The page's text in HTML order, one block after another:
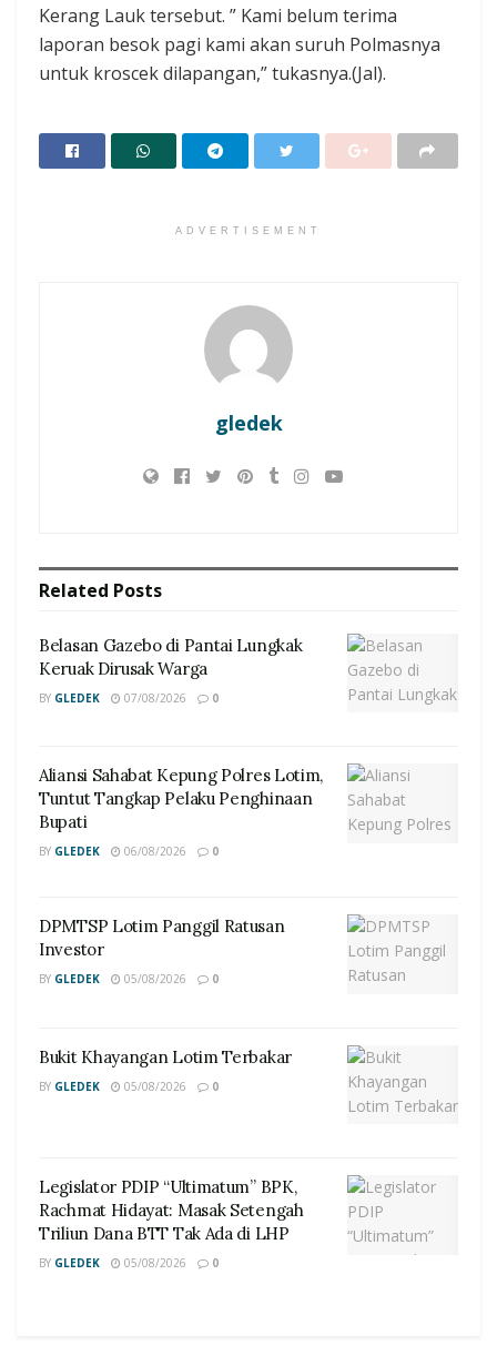
Kerang Lauk tersebut. ” Kami belum terima
laporan besok pagi kami akan suruh Polmasnya
untuk kroscek dilapangan,” tukasnya.(Jal).
ADVERTISEMENT
gledek
Related Posts
Belasan Gazebo di Pantai Lungkak
Keruak Dirusak Warga
BY GLEDEK 07/08/2026 0
Aliansi Sahabat Kepung Polres Lotim,
Tuntut Tangkap Pelaku Penghinaan
Bupati
BY GLEDEK 06/08/2026 0
DPMTSP Lotim Panggil Ratusan
Investor
BY GLEDEK 05/08/2026 0
Bukit Khayangan Lotim Terbakar
BY GLEDEK 05/08/2026 0
Legislator PDIP “Ultimatum” BPK,
Rachmat Hidayat: Masak Setengah
Triliun Dana BTT Tak Ada di LHP
BY GLEDEK 05/08/2026 0